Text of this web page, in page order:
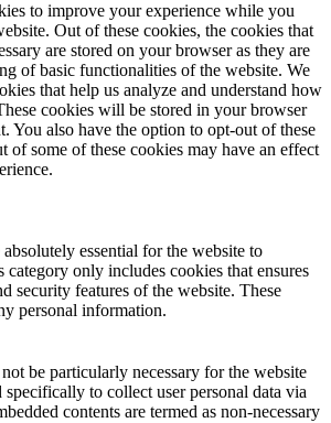
to improve your experience while you
Out of these cookies, the cookies that
are stored on your browser as they are
of basic functionalities of the website. We
that help us analyze and understand how
cookies will be stored in your browser
You also have the option to opt-out of these
of some of these cookies may have an effect
essential for the website to
only includes cookies that ensures
security features of the website. These
personal information.
be particularly necessary for the website
to collect user personal data via
contents are termed as non-necessary